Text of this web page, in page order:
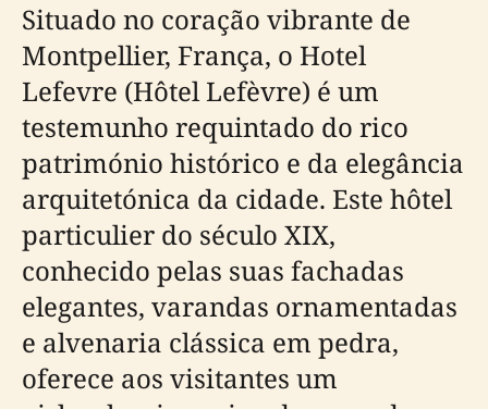
Situado no coração vibrante de
Montpellier, França, o Hotel
Lefevre (Hôtel Lefèvre) é um
testemunho requintado do rico
património histórico e da elegância
arquitetónica da cidade. Este hôtel
particulier do século XIX,
conhecido pelas suas fachadas
elegantes, varandas ornamentadas
e alvenaria clássica em pedra,
oferece aos visitantes um